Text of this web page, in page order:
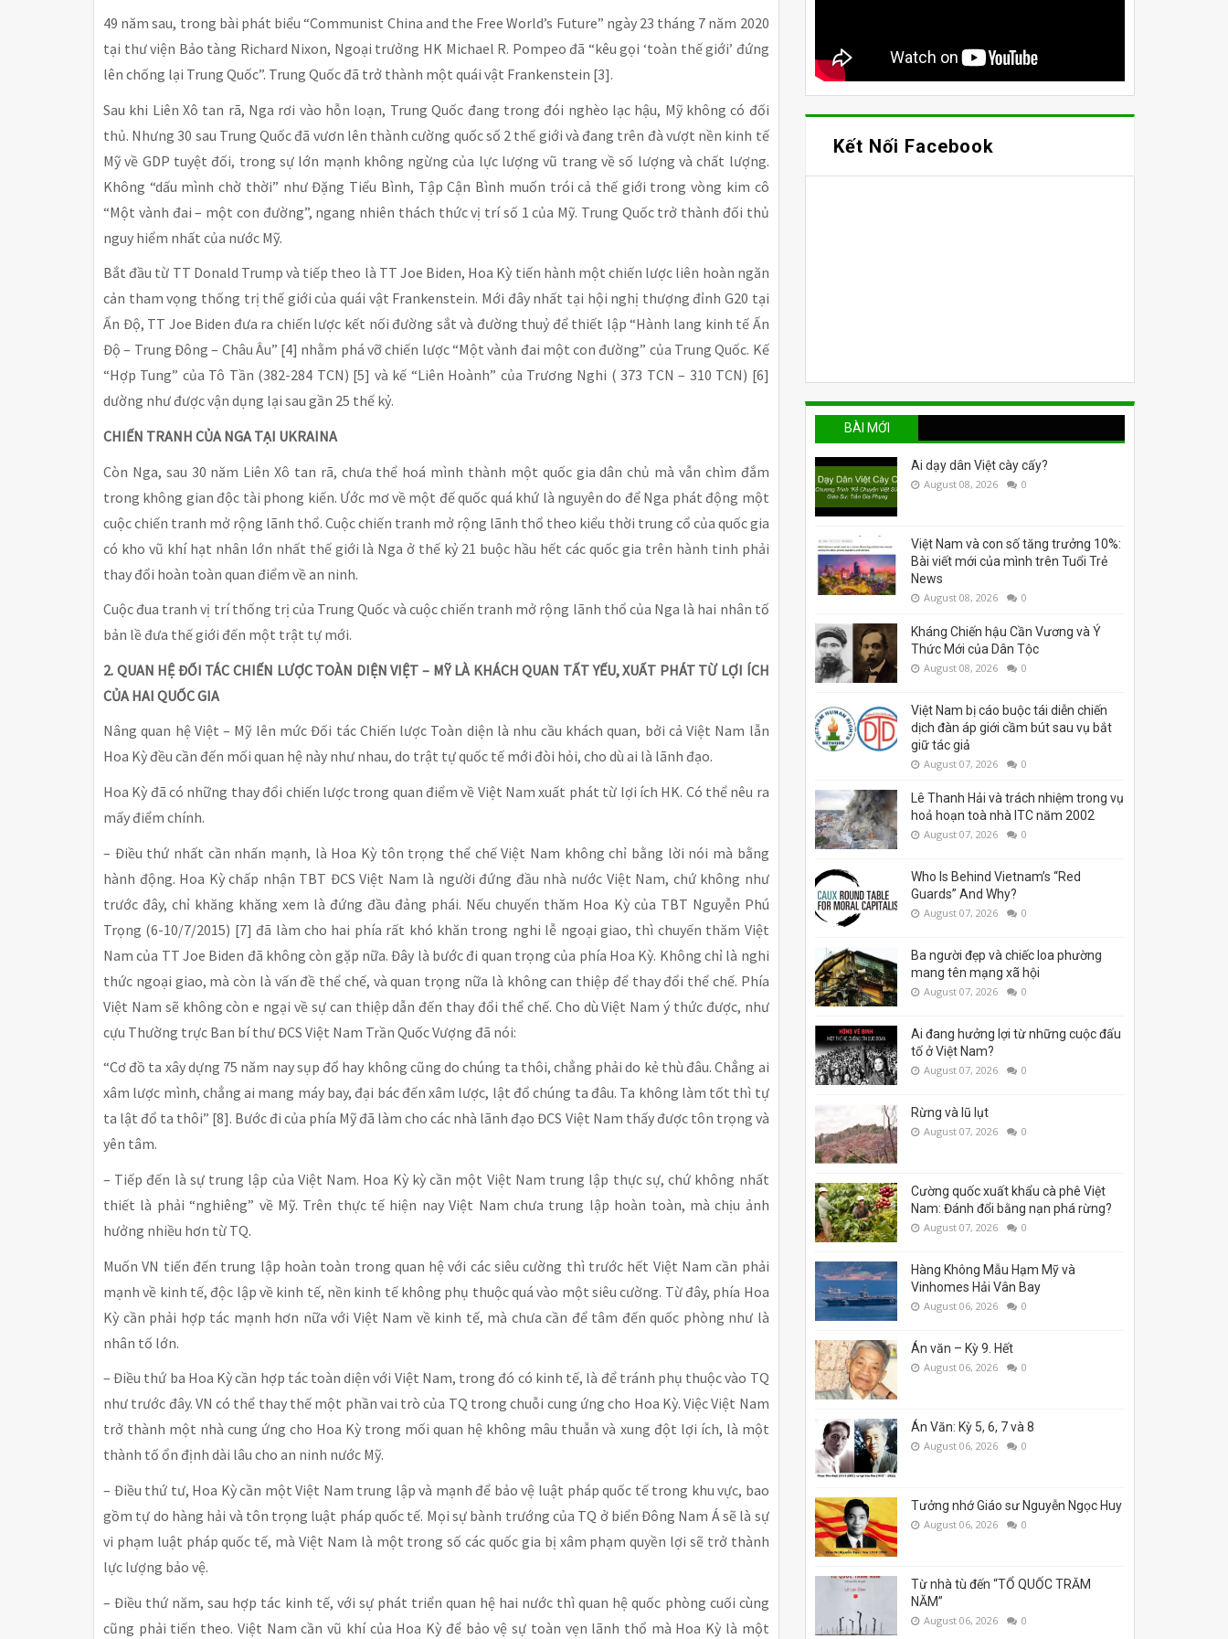
49 năm sau, trong bài phát biểu “Communist China and the Free World’s Future” ngày 23 tháng 7 năm 2020
tại thư viện Bảo tàng Richard Nixon, Ngoại trưởng HK Michael R. Pompeo đã “kêu gọi ‘toàn thế giới’ đứng
lên chống lại Trung Quốc”. Trung Quốc đã trở thành một quái vật Frankenstein [3].
Sau khi Liên Xô tan rã, Nga rơi vào hỗn loạn, Trung Quốc đang trong đói nghèo lạc hậu, Mỹ không có đối
thủ. Nhưng 30 sau Trung Quốc đã vươn lên thành cường quốc số 2 thế giới và đang trên đà vượt nền kinh tế
Mỹ về GDP tuyệt đối, trong sự lớn mạnh không ngừng của lực lượng vũ trang về số lượng và chất lượng.
Không “dấu mình chờ thời” như Đặng Tiểu Bình, Tập Cận Bình muốn trói cả thế giới trong vòng kim cô
“Một vành đai – một con đường”, ngang nhiên thách thức vị trí số 1 của Mỹ. Trung Quốc trở thành đối thủ
nguy hiểm nhất của nước Mỹ.
Bắt đầu từ TT Donald Trump và tiếp theo là TT Joe Biden, Hoa Kỳ tiến hành một chiến lược liên hoàn ngăn
cản tham vọng thống trị thế giới của quái vật Frankenstein. Mới đây nhất tại hội nghị thượng đỉnh G20 tại
Ấn Độ, TT Joe Biden đưa ra chiến lược kết nối đường sắt và đường thuỷ để thiết lập “Hành lang kinh tế Ấn
Độ – Trung Đông – Châu Âu” [4] nhằm phá vỡ chiến lược “Một vành đai một con đường” của Trung Quốc. Kế
“Hợp Tung” của Tô Tần (382-284 TCN) [5] và kế “Liên Hoành” của Trương Nghi ( 373 TCN – 310 TCN) [6]
dường như được vận dụng lại sau gần 25 thế kỷ.
CHIẾN TRANH CỦA NGA TẠI UKRAINA
Còn Nga, sau 30 năm Liên Xô tan rã, chưa thể hoá mình thành một quốc gia dân chủ mà vẫn chìm đắm
trong không gian độc tài phong kiến. Ước mơ về một đế quốc quá khứ là nguyên do để Nga phát động một
cuộc chiến tranh mở rộng lãnh thổ. Cuộc chiến tranh mở rộng lãnh thổ theo kiểu thời trung cổ của quốc gia
có kho vũ khí hạt nhân lớn nhất thế giới là Nga ở thế kỷ 21 buộc hầu hết các quốc gia trên hành tinh phải
thay đổi hoàn toàn quan điểm về an ninh.
Cuộc đua tranh vị trí thống trị của Trung Quốc và cuộc chiến tranh mở rộng lãnh thổ của Nga là hai nhân tố
bản lề đưa thế giới đến một trật tự mới.
2. QUAN HỆ ĐỐI TÁC CHIẾN LƯỢC TOÀN DIỆN VIỆT – MỸ LÀ KHÁCH QUAN TẤT YẾU, XUẤT PHÁT TỪ LỢI ÍCH
CỦA HAI QUỐC GIA
Nâng quan hệ Việt – Mỹ lên mức Đối tác Chiến lược Toàn diện là nhu cầu khách quan, bởi cả Việt Nam lẫn
Hoa Kỳ đều cần đến mối quan hệ này như nhau, do trật tự quốc tế mới đòi hỏi, cho dù ai là lãnh đạo.
Hoa Kỳ đã có những thay đổi chiến lược trong quan điểm về Việt Nam xuất phát từ lợi ích HK. Có thể nêu ra
mấy điểm chính.
– Điều thứ nhất cần nhấn mạnh, là Hoa Kỳ tôn trọng thể chế Việt Nam không chỉ bằng lời nói mà bằng
hành động. Hoa Kỳ chấp nhận TBT ĐCS Việt Nam là người đứng đầu nhà nước Việt Nam, chứ không như
trước đây, chỉ khăng khăng xem là đứng đầu đảng phái. Nếu chuyến thăm Hoa Kỳ của TBT Nguyễn Phú
Trọng (6-10/7/2015) [7] đã làm cho hai phía rất khó khăn trong nghi lễ ngoại giao, thì chuyến thăm Việt
Nam của TT Joe Biden đã không còn gặp nữa. Đây là bước đi quan trọng của phía Hoa Kỳ. Không chỉ là nghi
thức ngoại giao, mà còn là vấn đề thể chế, và quan trọng nữa là không can thiệp để thay đổi thể chế. Phía
Việt Nam sẽ không còn e ngại về sự can thiệp dẫn đến thay đổi thể chế. Cho dù Việt Nam ý thức được, như
cựu Thường trực Ban bí thư ĐCS Việt Nam Trần Quốc Vượng đã nói:
“Cơ đồ ta xây dựng 75 năm nay sụp đổ hay không cũng do chúng ta thôi, chẳng phải do kẻ thù đâu. Chẳng ai
xâm lược mình, chẳng ai mang máy bay, đại bác đến xâm lược, lật đổ chúng ta đâu. Ta không làm tốt thì tự
ta lật đổ ta thôi” [8]. Bước đi của phía Mỹ đã làm cho các nhà lãnh đạo ĐCS Việt Nam thấy được tôn trọng và
yên tâm.
– Tiếp đến là sự trung lập của Việt Nam. Hoa Kỳ kỳ cần một Việt Nam trung lập thực sự, chứ không nhất
thiết là phải “nghiêng” về Mỹ. Trên thực tế hiện nay Việt Nam chưa trung lập hoàn toàn, mà chịu ảnh
hưởng nhiều hơn từ TQ.
Muốn VN tiến đến trung lập hoàn toàn trong quan hệ với các siêu cường thì trước hết Việt Nam cần phải
mạnh về kinh tế, độc lập về kinh tế, nền kinh tế không phụ thuộc quá vào một siêu cường. Từ đây, phía Hoa
Kỳ cần phải hợp tác mạnh hơn nữa với Việt Nam về kinh tế, mà chưa cần để tâm đến quốc phòng như là
nhân tố lớn.
– Điều thứ ba Hoa Kỳ cần hợp tác toàn diện với Việt Nam, trong đó có kinh tế, là để tránh phụ thuộc vào TQ
như trước đây. VN có thể thay thế một phần vai trò của TQ trong chuỗi cung ứng cho Hoa Kỳ. Việc Việt Nam
trở thành một nhà cung ứng cho Hoa Kỳ trong mối quan hệ không mâu thuẫn và xung đột lợi ích, là một
thành tố ổn định dài lâu cho an ninh nước Mỹ.
– Điều thứ tư, Hoa Kỳ cần một Việt Nam trung lập và mạnh để bảo vệ luật pháp quốc tế trong khu vực, bao
gồm tự do hàng hải và tôn trọng luật pháp quốc tế. Mọi sự bành trướng của TQ ở biển Đông Nam Á sẽ là sự
vi phạm luật pháp quốc tế, mà Việt Nam là một trong số các quốc gia bị xâm phạm quyền lợi sẽ trở thành
lực lượng bảo vệ.
– Điều thứ năm, sau hợp tác kinh tế, với sự phát triển quan hệ hai nước thì quan hệ quốc phòng cuối cùng
cũng phải tiến theo. Việt Nam cần vũ khí của Hoa Kỳ để bảo vệ sự toàn vẹn lãnh thổ mà Hoa Kỳ là một
Kết Nối Facebook
BÀI MỚI
Ai dạy dân Việt cày cấy?
August 08, 2026 0
Việt Nam và con số tăng trưởng 10%:
Bài viết mới của mình trên Tuổi Trẻ
News
August 08, 2026 0
Kháng Chiến hậu Cần Vương và Ý
Thức Mới của Dân Tộc
August 08, 2026 0
Việt Nam bị cáo buộc tái diễn chiến
dịch đàn áp giới cầm bút sau vụ bắt
giữ tác giả
August 07, 2026 0
Lê Thanh Hải và trách nhiệm trong vụ
hoả hoạn toà nhà ITC năm 2002
August 07, 2026 0
Who Is Behind Vietnam’s “Red
Guards” And Why?
August 07, 2026 0
Ba người đẹp và chiếc loa phường
mang tên mạng xã hội
August 07, 2026 0
Ai đang hưởng lợi từ những cuộc đấu
tố ở Việt Nam?
August 07, 2026 0
Rừng và lũ lụt
August 07, 2026 0
Cường quốc xuất khẩu cà phê Việt
Nam: Đánh đổi bằng nạn phá rừng?
August 07, 2026 0
Hàng Không Mẫu Hạm Mỹ và
Vinhomes Hải Vân Bay
August 06, 2026 0
Án văn – Kỳ 9. Hết
August 06, 2026 0
Án Văn: Kỳ 5, 6, 7 và 8
August 06, 2026 0
Tưởng nhớ Giáo sư Nguyễn Ngọc Huy
August 06, 2026 0
Từ nhà tù đến “TỔ QUỐC TRĂM
NĂM”
August 06, 2026 0